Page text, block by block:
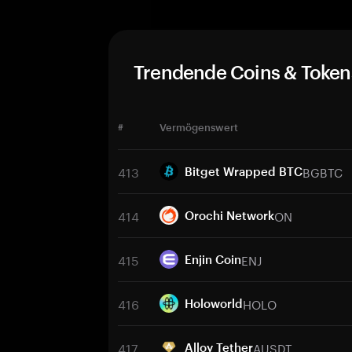
Trendende Coins &
# Vermögenswert
413 Bitget Wrapped BTCBGBTC
414 Orochi NetworkON
415 Enjin CoinENJ
416 HoloworldHOLO
417 Alloy TetherAUSDT